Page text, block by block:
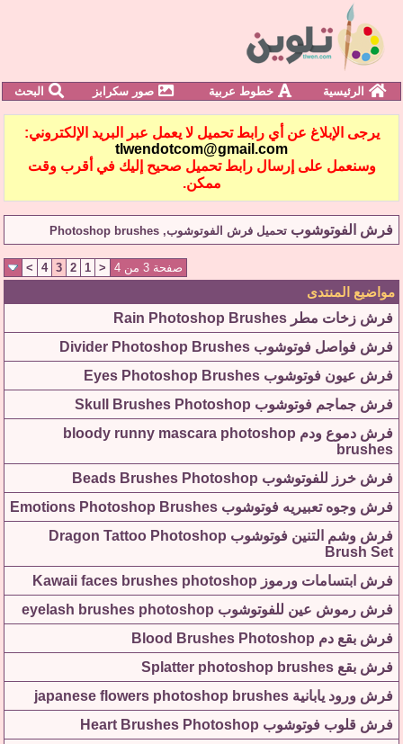
الرئيسية خطوط عربية صور سكرابز البحث
يرجى الإبلاغ عن أي رابط تحميل لا يعمل عبر البريد الإلكتروني:
tlwendotcom@gmail.com
وسنعمل على إرسال رابط تحميل صحيح إليك في أقرب وقت
ممكن.
فرش الفوتوشوب تحميل فرش الفوتوشوب, Photoshop brushes
صفحة 3 من 4 <
1
2
3
4
>
مواضيع المنتدى
فرش زخات مطر Rain Photoshop Brushes
فرش فواصل فوتوشوب Divider Photoshop Brushes
فرش عيون فوتوشوب Eyes Photoshop Brushes
فرش جماجم فوتوشوب Skull Brushes Photoshop
فرش دموع ودم bloody runny mascara photoshop
brushes
فرش خرز للفوتوشوب Beads Brushes Photoshop
فرش وجوه تعبيريه فوتوشوب Emotions Photoshop Brushes
فرش وشم التنين فوتوشوب Dragon Tattoo Photoshop
Brush Set
فرش ابتسامات ورموز Kawaii faces brushes photoshop
فرش رموش عين للفوتوشوب eyelash brushes photoshop
فرش بقع دم Blood Brushes Photoshop
فرش بقع Splatter photoshop brushes
فرش ورود يابانية japanese flowers photoshop brushes
فرش قلوب فوتوشوب Heart Brushes Photoshop